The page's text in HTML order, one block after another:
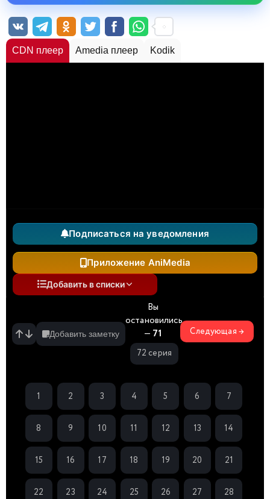
CDN плеер Amedia плеер Kodik
Подписаться на уведомления
Приложение AniMedia
Добавить в списки
Добавить заметку
Вы
остановились
— 71
72 серия
Следующая →
1 2 3 4 5 6 7
8 9 10 11 12 13 14
15 16 17 18 19 20 21
22 23 24 25 26 27 28